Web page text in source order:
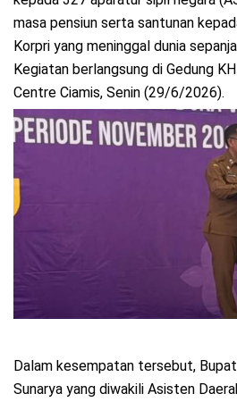
masa pensiun serta santunan
Korpri yang meninggal dunia
Kegiatan berlangsung di Gedung
Centre Ciamis, Senin (29/6/2026).
Dalam kesempatan tersebut,
Sunarya yang diwakili Asisten